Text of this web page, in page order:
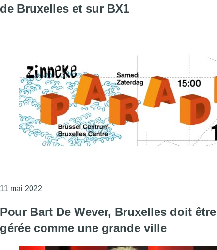
de Bruxelles et sur BX1
11 mai 2022
Pour Bart De Wever, Bruxelles doit être
gérée comme une grande ville